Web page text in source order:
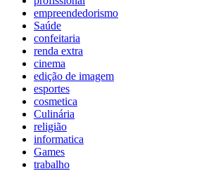
empreendedorismo
Saúde
confeitaria
renda extra
cinema
edição de imagem
esportes
cosmetica
Culinária
religião
informatica
Games
trabalho